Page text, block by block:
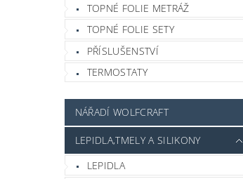
TOPNÉ FOLIE METRÁŽ
TOPNÉ FOLIE SETY
PŘÍSLUŠENSTVÍ
TERMOSTATY
NÁŘADÍ WOLFCRAFT
LEPIDLA,TMELY A SILIKONY
LEPIDLA